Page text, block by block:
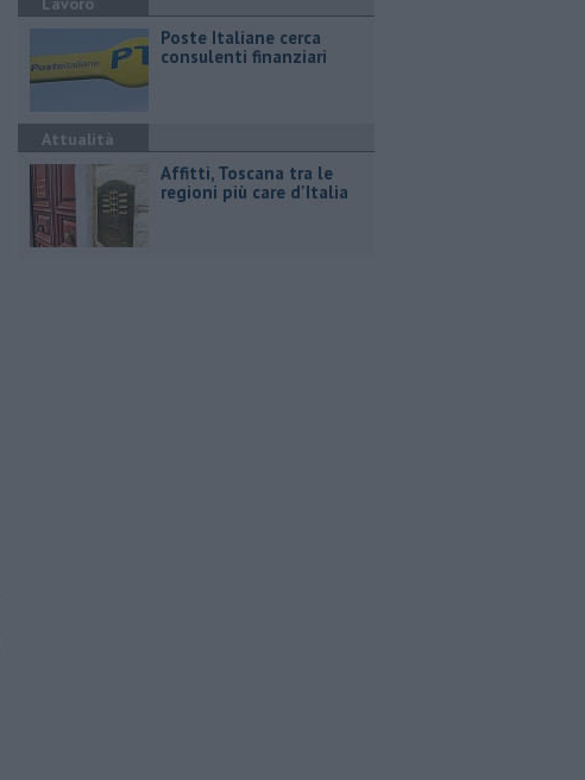
Poste Italiane cerca
consulenti finanziari
Attualità
Affitti, Toscana tra le
regioni più care d'Italia